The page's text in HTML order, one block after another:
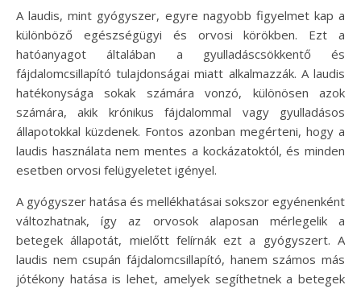
A laudis, mint gyógyszer, egyre nagyobb figyelmet kap a
különböző egészségügyi és orvosi körökben. Ezt a
hatóanyagot általában a gyulladáscsökkentő és
fájdalomcsillapító tulajdonságai miatt alkalmazzák. A laudis
hatékonysága sokak számára vonzó, különösen azok
számára, akik krónikus fájdalommal vagy gyulladásos
állapotokkal küzdenek. Fontos azonban megérteni, hogy a
laudis használata nem mentes a kockázatoktól, és minden
esetben orvosi felügyeletet igényel.
A gyógyszer hatása és mellékhatásai sokszor egyénenként
változhatnak, így az orvosok alaposan mérlegelik a
betegek állapotát, mielőtt felírnák ezt a gyógyszert. A
laudis nem csupán fájdalomcsillapító, hanem számos más
jótékony hatása is lehet, amelyek segíthetnek a betegek